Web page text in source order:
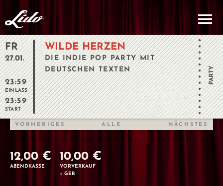
FR
27.01.
23:59
EINLASS
23:59
START
WILDE HERZEN
DIE INDIE POP PARTY MIT
DEUTSCHEN TEXTEN
PARTY
VORHERIGES ALLE NÄCHSTES
12,00 €
ABENDKASSE
10,00 €
VORVERKAUF
+ GEB